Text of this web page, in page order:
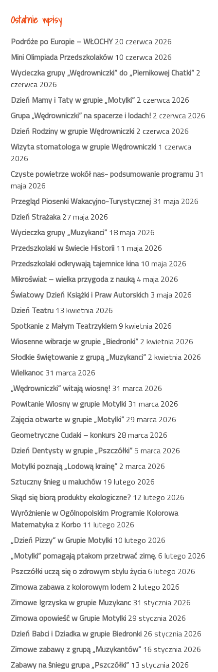
Ostatnie wpisy
Podróże po Europie – WŁOCHY20 czerwca 2026
Mini Olimpiada Przedszkolaków10 czerwca 2026
Wycieczka grupy „Wędrowniczki” do „Piernikowej Chatki” 2
czerwca 2026
Dzień Mamy i Taty w grupie „Motylki” 2 czerwca 2026
Grupa „Wędrowniczki” na spacerze i lodach! 2 czerwca 2026
Dzień Rodziny w grupie Wędrowniczki 2 czerwca 2026
Wizyta stomatologa w grupie Wędrowniczki 1 czerwca
2026
Czyste powietrze wokół nas- podsumowanie programu 31
maja 2026
Przegląd Piosenki Wakacyjno-Turystycznej 31 maja 2026
Dzień Strażaka27 maja 2026
Wycieczka grupy „Muzykanci” 18 maja 2026
Przedszkolaki w świecie Historii 11 maja 2026
Przedszkolaki odkrywają tajemnice kina10 maja 2026
Mikroświat – wielka przygoda z nauką4 maja 2026
Światowy Dzień Książki i Praw Autorskich 3 maja 2026
Dzień Teatru 13 kwietnia 2026
Spotkanie z Małym Teatrzykiem9 kwietnia 2026
Wiosenne wibracje w grupie „Biedronki” 2 kwietnia 2026
Słodkie świętowanie z grupą „Muzykanci” 2 kwietnia 2026
Wielkanoc 31 marca 2026
„Wędrowniczki” witają wiosnę! 31 marca 2026
Powitanie Wiosny w grupie Motylki 31 marca 2026
Zajęcia otwarte w grupie „Motylki” 29 marca 2026
Geometryczne Cudaki – konkurs 28 marca 2026
Dzień Dentysty w grupie „Pszczółki”5 marca 2026
Motylki poznają „Lodową krainę” 2 marca 2026
Sztuczny śnieg u maluchów19 lutego 2026
Skąd się biorą produkty ekologiczne? 12 lutego 2026
Wyróżnienie w Ogólnopolskim Programie Kolorowa
Matematyka z Korbo 11 lutego 2026
„Dzień Pizzy” w Grupie Motylki 10 lutego 2026
„Motylki” pomagają ptakom przetrwać zimę.6 lutego 2026
Pszczółki uczą się o zdrowym stylu życia6 lutego 2026
Zimowa zabawa z kolorowym lodem 2 lutego 2026
Zimowe Igrzyska w grupie Muzykanc 31 stycznia 2026
Zimowa opowieść w Grupie Motylki 29 stycznia 2026
Dzień Babci i Dziadka w grupie Biedronki 26 stycznia 2026
Zimowe zabawy z grupą „Muzykantów” 16 stycznia 2026
Zabawy na śniegu grupa „Pszczółki” 13 stycznia 2026